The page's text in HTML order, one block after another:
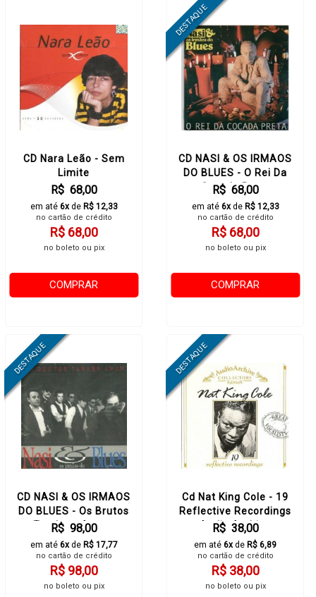
CD Nara Leão - Sem
Limite
R$ 68,00
em até 6xde R$ 12,33
no cartão de crédito
R$ 68,00
no boleto ou pix
COMPRAR
CD NASI & OS IRMAOS
DO BLUES - O Rei Da
Cocada Preta
R$ 68,00
em até 6xde R$ 12,33
no cartão de crédito
R$ 68,00
no boleto ou pix
COMPRAR
CD NASI & OS IRMAOS
DO BLUES - Os Brutos
Tambem Amam
R$ 98,00
em até 6xde R$ 17,77
no cartão de crédito
R$ 98,00
no boleto ou pix
Cd Nat King Cole - 19
Reflective Recordings
Audio Archive
R$ 38,00
em até 6xde R$ 6,89
no cartão de crédito
R$ 38,00
no boleto ou pix